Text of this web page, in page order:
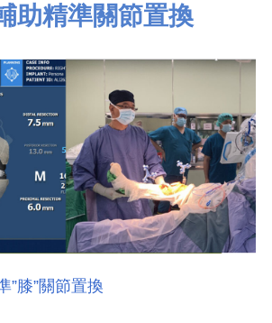
助精準關節置換
”膝”關節置換